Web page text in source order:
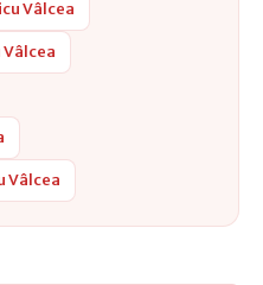
Vâlcea
Vâlcea